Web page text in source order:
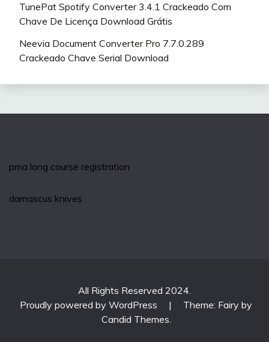
TunePat Spotify Converter 3.4.1 Crackeado Com
Chave De Licença Download Grátis
Neevia Document Converter Pro 7.7.0.289
Crackeado Chave Serial Download
pma long course registration
damascus knives
All Rights Reserved 2024.
Proudly powered by WordPress
|
Theme: Fairy by
Candid Themes